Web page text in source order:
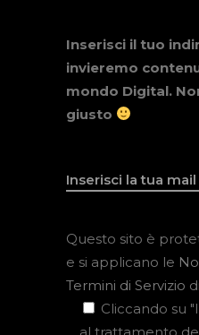
Inserisci il tuo
invieremo
mondo Digital.
giusto
Questo sito è
e si applicano le
Termini di Servizio
Cliccando su
al trattamento